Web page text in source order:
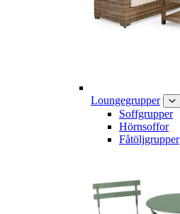
Loungegrupper
Soffgrupper
Hörnsoffor
Fåtöljgrupper